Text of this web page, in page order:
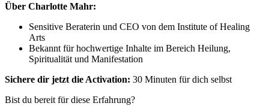
Über Charlotte Mahr:
Sensitive Beraterin und CEO von dem Institute of Healing
Arts
Bekannt für hochwertige Inhalte im Bereich Heilung,
Spiritualität und Manifestation
Sichere dir jetzt die Activation: 30 Minuten für dich selbst
Bist du bereit für diese Erfahrung?